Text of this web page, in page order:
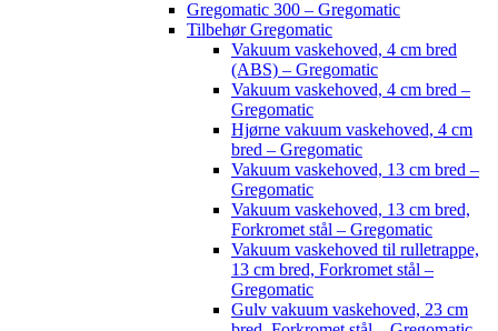
Gregomatic 300 – Gregomatic
Tilbehør Gregomatic
Vakuum vaskehoved, 4 cm bred
(ABS) – Gregomatic
Vakuum vaskehoved, 4 cm bred –
Gregomatic
Hjørne vakuum vaskehoved, 4 cm
bred – Gregomatic
Vakuum vaskehoved, 13 cm bred –
Gregomatic
Vakuum vaskehoved, 13 cm bred,
Forkromet stål – Gregomatic
Vakuum vaskehoved til rulletrappe,
13 cm bred, Forkromet stål –
Gregomatic
Gulv vakuum vaskehoved, 23 cm